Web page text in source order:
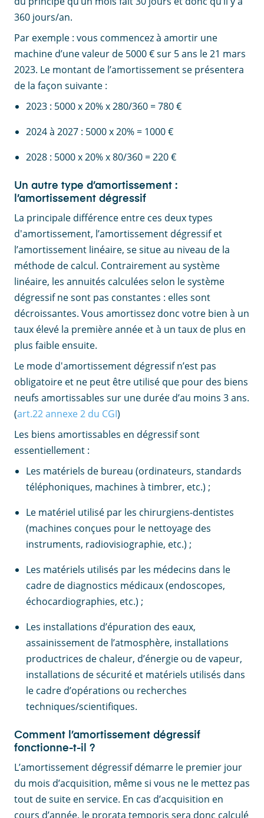
360 jours/an.
Par exemple : vous commencez à amortir une
machine d’une valeur de 5000 € sur 5 ans le 21 mars
2023. Le montant de l’amortissement se présentera
de la façon suivante :
2023 : 5000 x 20% x 280/360 = 780 €
2024 à 2027 : 5000 x 20% = 1000 €
2028 : 5000 x 20% x 80/360 = 220 €
Un autre type d’amortissement :
l’amortissement dégressif
La principale différence entre ces deux types
d'amortissement, l’amortissement dégressif et
l’amortissement linéaire, se situe au niveau de la
méthode de calcul. Contrairement au système
linéaire, les annuités calculées selon le système
dégressif ne sont pas constantes : elles sont
décroissantes. Vous amortissez donc votre bien à un
taux élevé la première année et à un taux de plus en
plus faible ensuite.
Le mode d'amortissement dégressif n’est pas
obligatoire et ne peut être utilisé que pour des biens
neufs amortissables sur une durée d’au moins 3 ans.
(art.22 annexe 2 du CGI)
Les biens amortissables en dégressif sont
essentiellement :
Les matériels de bureau (ordinateurs, standards
téléphoniques, machines à timbrer, etc.) ;
Le matériel utilisé par les chirurgiens-dentistes
(machines conçues pour le nettoyage des
instruments, radiovisiographie, etc.) ;
Les matériels utilisés par les médecins dans le
cadre de diagnostics médicaux (endoscopes,
échocardiographies, etc.) ;
Les installations d’épuration des eaux,
assainissement de l’atmosphère, installations
productrices de chaleur, d’énergie ou de vapeur,
installations de sécurité et matériels utilisés dans
le cadre d’opérations ou recherches
techniques/scientifiques.
Comment l’amortissement dégressif
fonctionne-t-il ?
L’amortissement dégressif démarre le premier jour
du mois d’acquisition, même si vous ne le mettez pas
tout de suite en service. En cas d’acquisition en
cours d’année, le prorata temporis sera donc calculé